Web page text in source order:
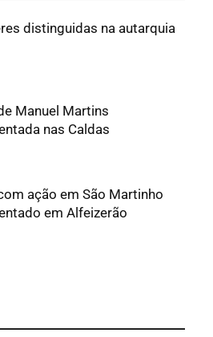
distinguidas na autarquia
Manuel Martins
nas Caldas
ação em São Martinho
em Alfeizerão